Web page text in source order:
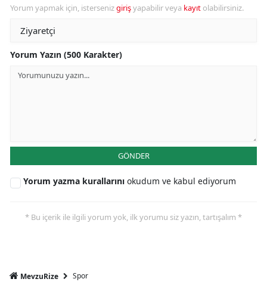
Yorum yapmak için, istersenizgirişyapabilir veya kayıt olabilirsiniz.
Yorum Yazın (500 Karakter)
GÖNDER
Yorum yazma kurallarını okudum ve kabul ediyorum
* Bu içerik ile ilgili yorum yok, ilk yorumu siz yazın, tartışalım *
MevzuRize Spor